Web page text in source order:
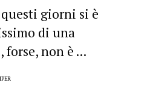
giorni si è
di una
forse, non è ...